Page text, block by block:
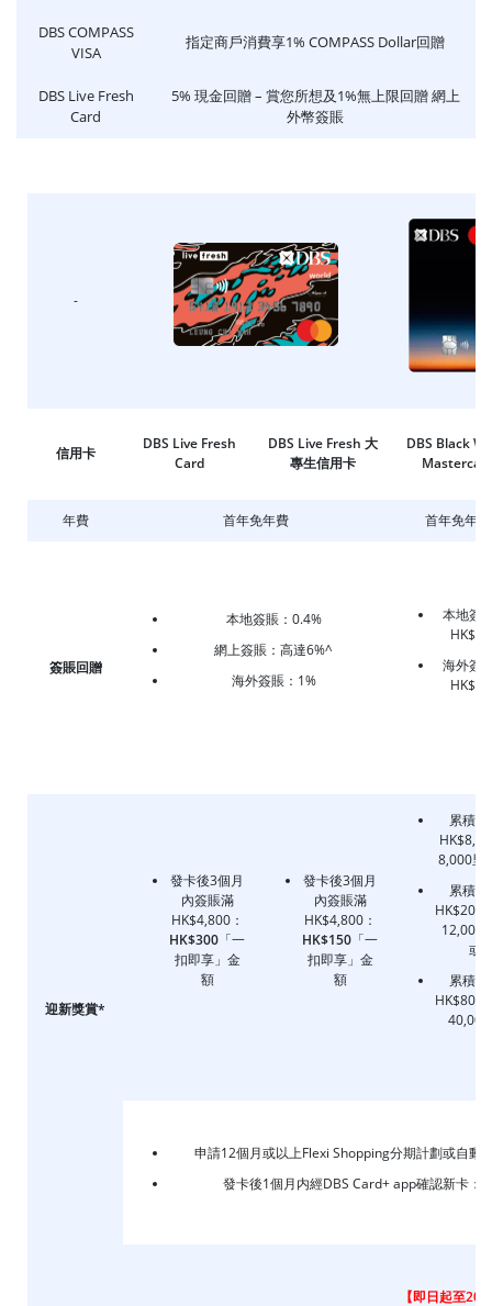
DBS COMPASS
VISA
指定商戶消費享1% COMPASS Dollar回贈
DBS Live Fresh
Card
5% 現金回贈 – 賞您所想及1%無上限回贈 網上
外幣簽賬
-
信用卡
DBS Live Fresh
Card
DBS Live Fresh 大
專生信用卡
DBS Black
年費 首年免年費 首年免年費
簽賬回贈
本地簽賬：0.4%
網上簽賬：高達6%^
海外簽賬：1%
本地簽
HK$6/
海外簽
HK$4/
迎新獎賞*
發卡後3個月
內簽賬滿
HK$4,800：
HK$300 「一
扣即享」金
額
發卡後3個月
內簽賬滿
HK$4,800：
HK$150 「一
扣即享」金
額
累積簽
8,000里
累積簽
12,000
或
累積簽
申請12個月或以上Flexi Shopping分期計劃或自動
發卡後1個月内經DBS Card+ app確認新卡：
【即日起至